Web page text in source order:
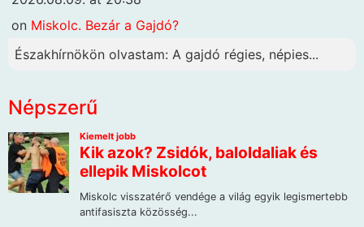
on Miskolc. Bezár a Gajdó?
Északhírnökön olvastam: A gajdó régies, népies...
Népszerű